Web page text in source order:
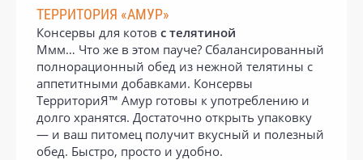
ТЕРРИТОРИЯ «АМУР»
Консервы для котов с телятиной
Ммм… Что же в этом пауче? Сбалансированный
полнорационный обед из нежной телятины с
аппетитными добавками. Консервы
ТерриториЯ™ Амур готовы к употреблению и
долго хранятся. Достаточно открыть упаковку
— и ваш питомец получит вкусный и полезный
обед. Быстро, просто и удобно.